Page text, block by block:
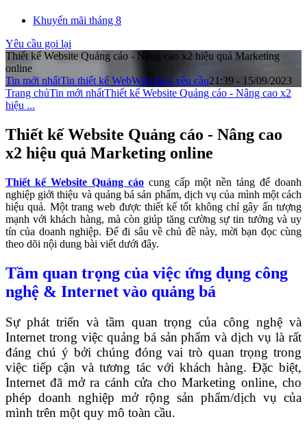
Khuyến mãi tháng 8
Yêu cầu gọi lại
Thiết kế Website Quảng cáo - Nâng cao x2 hiệu quả Marketing
online
Tin mới nhấtTin thiết kế WebWeb theo yêu cầu21:39 - 15/09/2023
Trang chủTin mới nhấtThiết kế Website Quảng cáo - Nâng cao x2
hiệu ...
Thiết kế Website Quảng cáo - Nâng cao
x2 hiệu quả Marketing online
Thiết kế Website Quảng cáo cung cấp một nền tảng để doanh
nghiệp giới thiệu và quảng bá sản phẩm, dịch vụ của mình một cách
hiệu quả. Một trang web được thiết kế tốt không chỉ gây ấn tượng
mạnh với khách hàng, mà còn giúp tăng cường sự tin tưởng và uy
tín của doanh nghiệp. Để đi sâu về chủ đề này, mời bạn đọc cùng
theo dõi nội dung bài viết dưới đây.
Tầm quan trọng của việc ứng dụng công
nghệ & Internet vào quảng bá
Sự phát triển và tầm quan trọng của công nghệ và
Internet trong việc quảng bá sản phẩm và dịch vụ là rất
đáng chú ý bởi chúng đóng vai trò quan trọng trong
việc tiếp cận và tương tác với khách hàng. Đặc biệt,
Internet đã mở ra cánh cửa cho Marketing online, cho
phép doanh nghiệp mở rộng sản phẩm/dịch vụ của
mình trên một quy mô toàn cầu.